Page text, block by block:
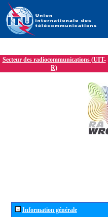
Secteur des radiocommunications (UIT-
R)
Information générale